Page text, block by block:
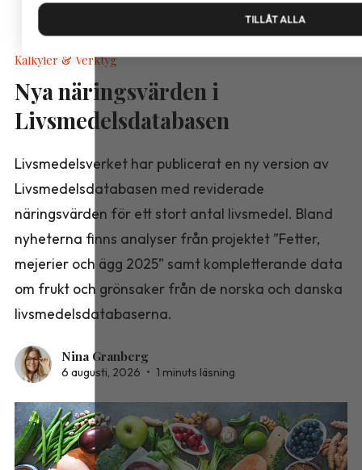
Kalkyler & Verktyg
Nya näringsvärden i
Livsmedelsdatabasen
Livsmedelsverket har publicerat en ny version av
Livsmedelsdatabasen med reviderade
näringsvärden för ett stort antal livsmedel. Bland
nyheterna finns analyser från projektet ”Fetter,
mejerier och ägg 2025” samt kompletterande data
om frukt och grönsaker från de norska och danska
livsmedelsdatabaserna.
Nina Granberg
6 augusti, 2026 • 1 minuts läsning
TILLÅT ALLA